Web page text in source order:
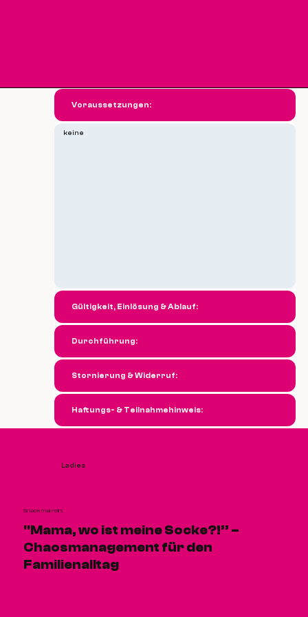
Voraussetzungen:
keine
Gültigkeit, Einlösung & Ablauf:
Durchführung:
Stornierung & Widerruf:
Haftungs- & Teilnahmehinweis:
Ladies
Snack mal rein:
"Mama, wo ist meine Socke?!” –
Chaosmanagement für den
Familienalltag